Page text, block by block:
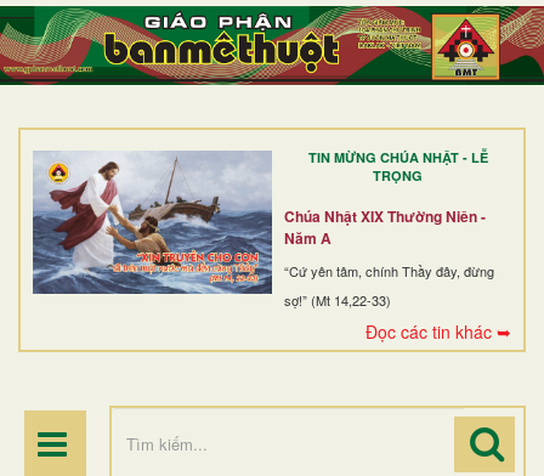
TIN MỪNG CHÚA NHẬT - LỄ
TRỌNG
Chúa Nhật XIX Thường Niên -
Năm A
“Cứ yên tâm, chính Thầy đây, đừng
sợ!” (Mt 14,22-33)
Đọc các tin khác ➥
TRANG NHẤT
GIỚI THIỆU
DÒNG TU
BAN MỤC VỤ
ĐOÀN THỂ CG
ĐIỂM HÀNH HƯƠNG